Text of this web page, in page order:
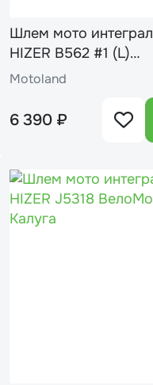
Шлем мото интеграл
HIZER B562 #1 (L)
black/yellow
Motoland
6 390 ₽